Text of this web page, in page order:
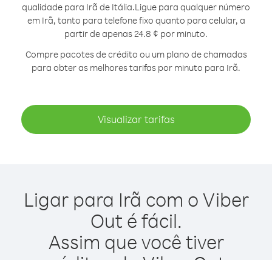
qualidade para Irã de Itália.Ligue para qualquer número
em Irã, tanto para telefone fixo quanto para celular, a
partir de apenas 24.8 ¢ por minuto.
Compre pacotes de crédito ou um plano de chamadas
para obter as melhores tarifas por minuto para Irã.
Visualizar tarifas
Ligar para Irã com o Viber
Out é fácil.
Assim que você tiver